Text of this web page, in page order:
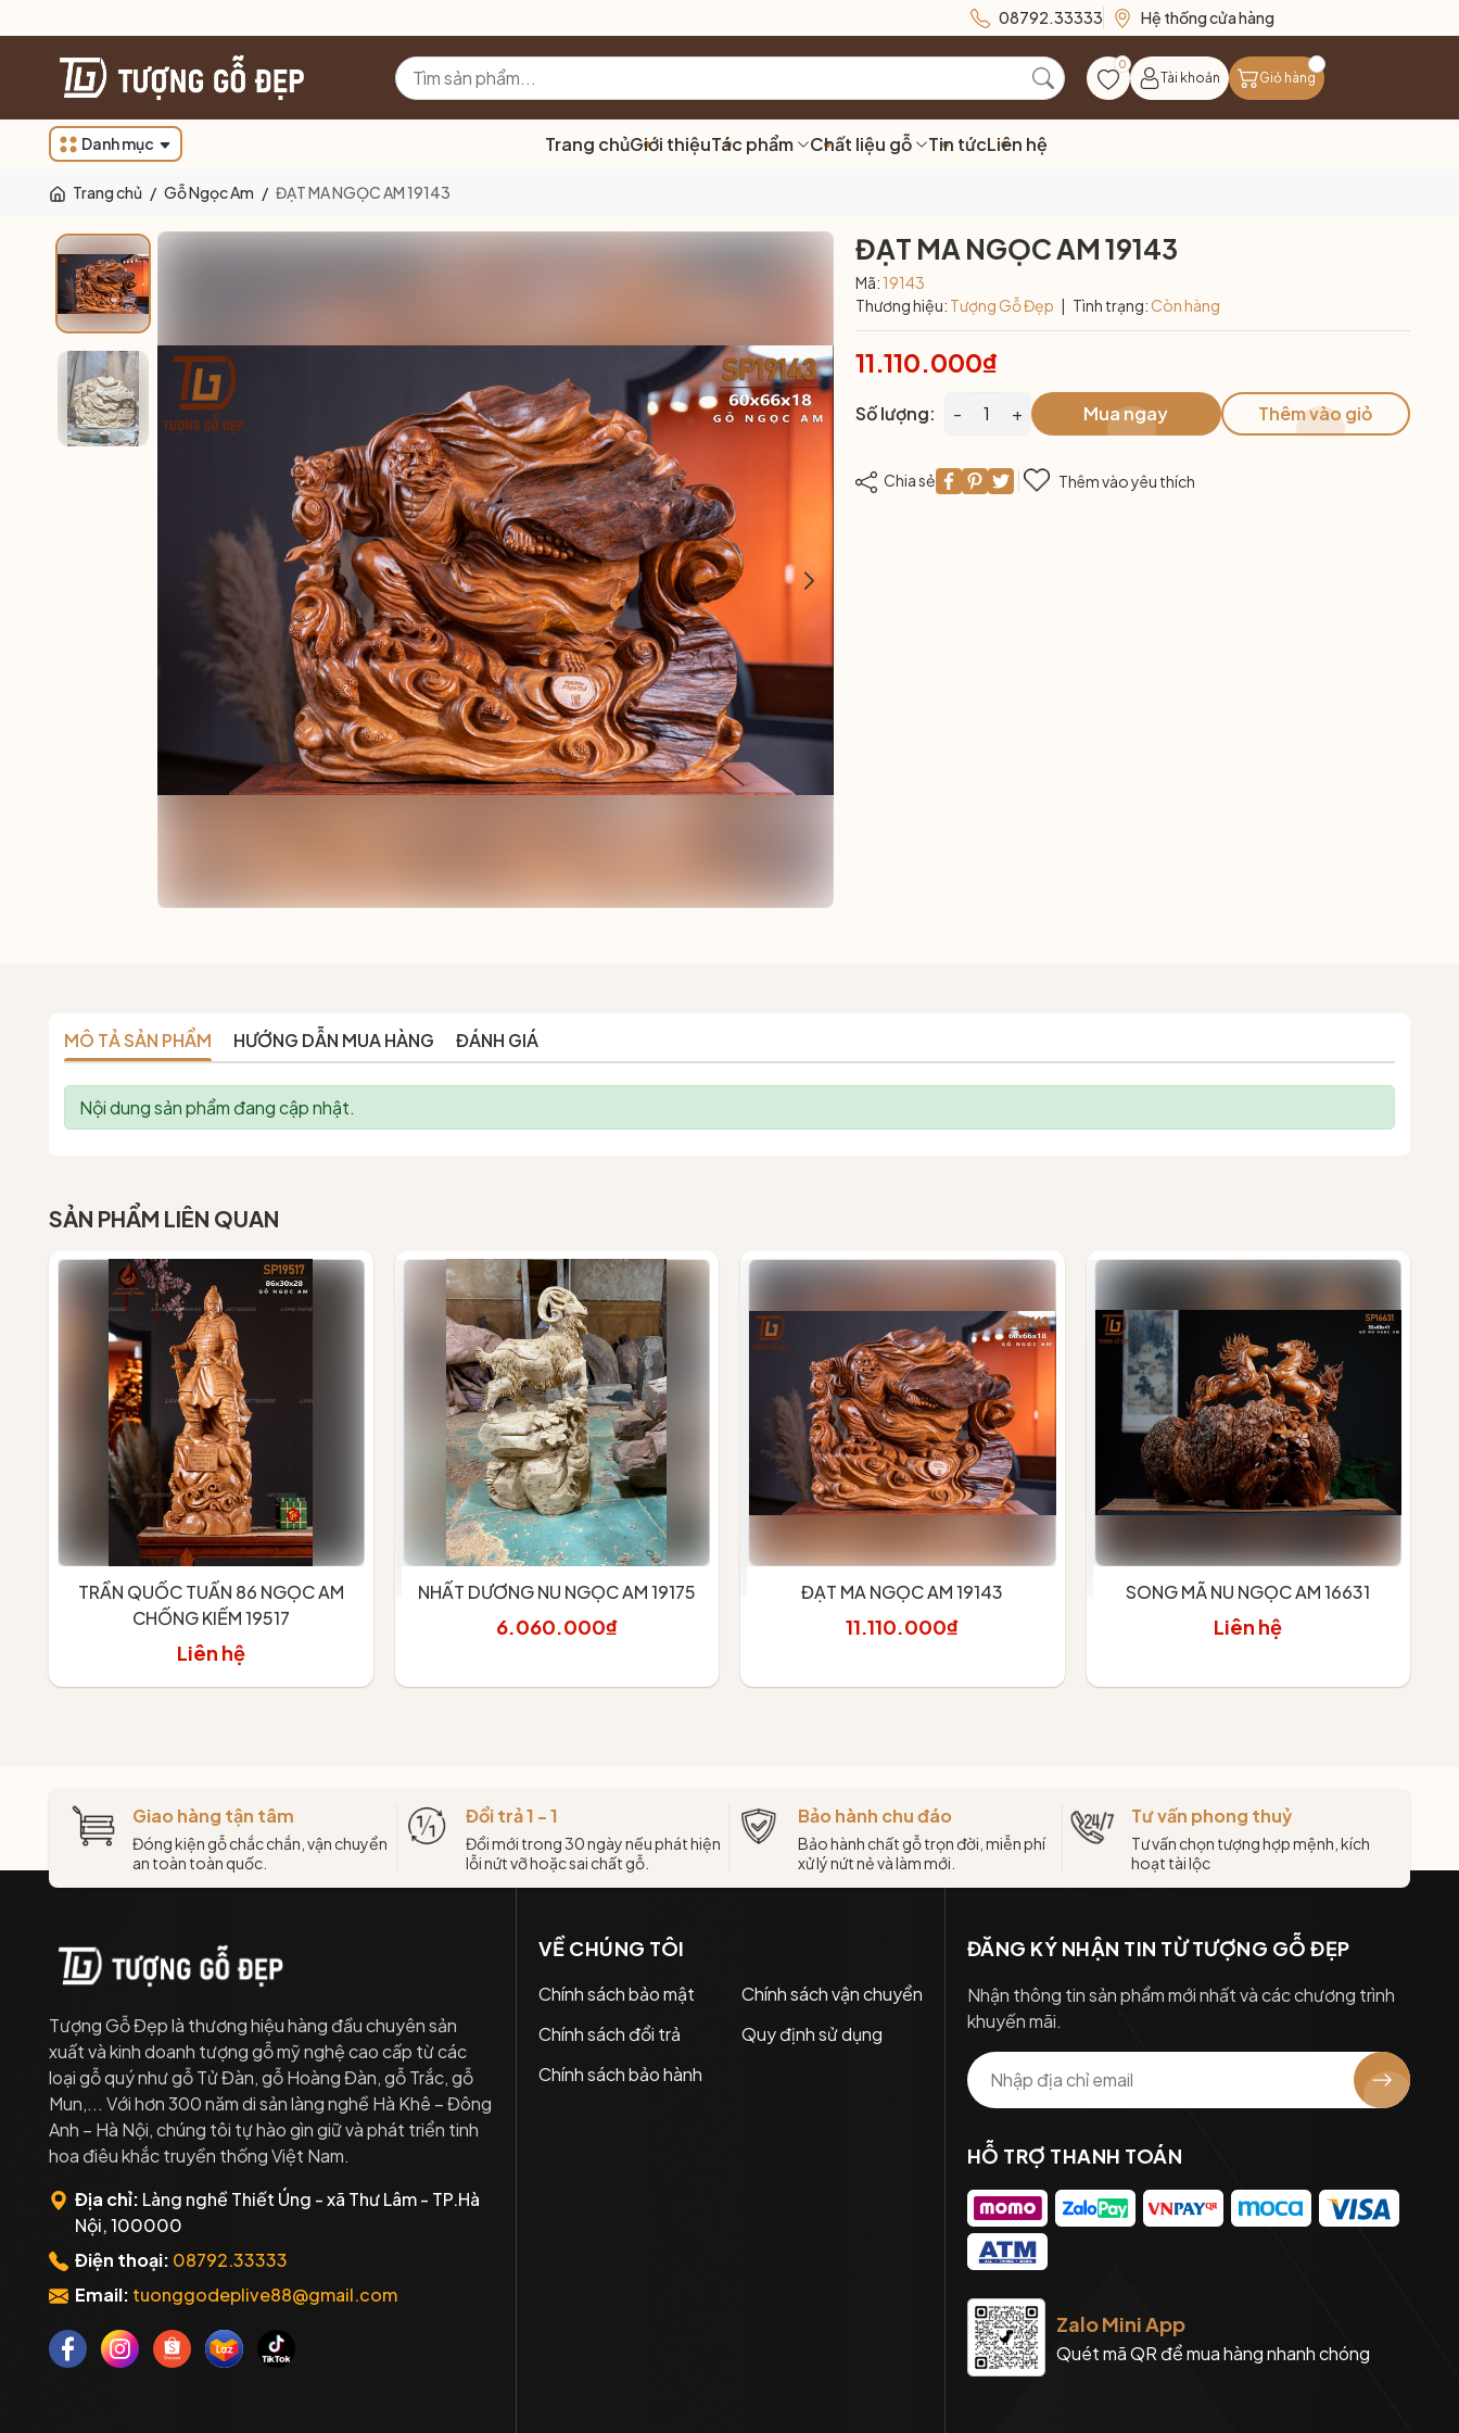
08792.33333 Hệ thống cửa hàng
0
Tài khoản Giỏ hàng
Danh mục Trang chủGiới thiệuTác phẩm Chất liệu gỗ Tin tứcLiên hệ
Trang chủ / Gỗ Ngọc Am / ĐẠT MA NGỌC AM 19143
ĐẠT MA NGỌC AM 19143
Mã: 19143
Thương hiệu: Tượng Gỗ Đẹp Tình trạng:Còn hàng
11.110.000₫
Số lượng: - + Mua ngay Thêm vào giỏ
Chia sẻ Thêm vào yêu thích
MÔ TẢ SẢN PHẨM HƯỚNG DẪN MUA HÀNG ĐÁNH GIÁ
Nội dung sản phẩm đang cập nhật.
SẢN PHẨM LIÊN QUAN
TRẦN QUỐC TUẤN 86 NGỌC AM
CHỐNG KIẾM 19517
Liên hệ
NHẤT DƯƠNG NU NGỌC AM 19175
6.060.000₫
ĐẠT MA NGỌC AM 19143
11.110.000₫
SONG MÃ NU NGỌC AM 16631
Liên hệ
Giao hàng tận tâm
Đóng kiện gỗ chắc chắn, vận chuyển
an toàn toàn quốc.
Đổi trả 1 - 1
Đổi mới trong 30 ngày nếu phát hiện
lỗi nứt vỡ hoặc sai chất gỗ.
Bảo hành chu đáo
Bảo hành chất gỗ trọn đời, miễn phí
xử lý nứt nẻ và làm mới.
Tư vấn phong thuỷ
Tư vấn chọn tượng hợp mệnh, kích
hoạt tài lộc
Tượng Gỗ Đẹp là thương hiệu hàng đầu chuyên sản
xuất và kinh doanh tượng gỗ mỹ nghệ cao cấp từ các
loại gỗ quý như gỗ Tử Đàn, gỗ Hoàng Đàn, gỗ Trắc, gỗ
Mun,... Với hơn 300 năm di sản làng nghề Hà Khê – Đông
Anh – Hà Nội, chúng tôi tự hào gìn giữ và phát triển tinh
hoa điêu khắc truyền thống Việt Nam.
Địa chỉ: Làng nghề Thiết Úng - xã Thư Lâm - TP.Hà
Nội, 100000
Điện thoại: 08792.33333
Email: tuonggodeplive88@gmail.com
VỀ CHÚNG TÔI
Chính sách bảo mật
Chính sách vận chuyển
Chính sách đổi trả
Quy định sử dụng
Chính sách bảo hành
ĐĂNG KÝ NHẬN TIN TỪ TƯỢNG GỖ ĐẸP
Nhận thông tin sản phẩm mới nhất và các chương trình
khuyến mãi.
HỖ TRỢ THANH TOÁN
Zalo Mini App
Quét mã QR để mua hàng nhanh chóng